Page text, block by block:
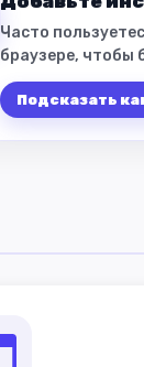
Часто
браузере, чтобы
Подсказать